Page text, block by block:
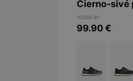
Čierno-sivé
10299-81
99.90€